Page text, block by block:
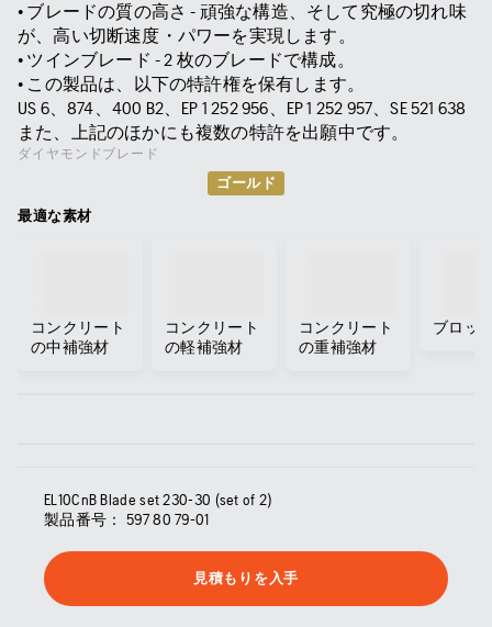
• ブレードの質の高さ - 頑強な構造、そして究極の切れ味
が、高い切断速度・パワーを実現します。
• ツインブレード - 2 枚のブレードで構成。
• この製品は、以下の特許権を保有します。
US 6、874、400 B2、EP 1 252 956、EP 1 252 957、SE 521 638
また、上記のほかにも複数の特許を出願中です。
ダイヤモンドブレード
ゴールド
最適な素材
コンクリート
の中補強材
コンクリート
の軽補強材
コンクリート
の重補強材
ブロッ
EL10CnB Blade set 230-30 (set of 2)
製品番号：
597 80 79‑01
見積もりを入手